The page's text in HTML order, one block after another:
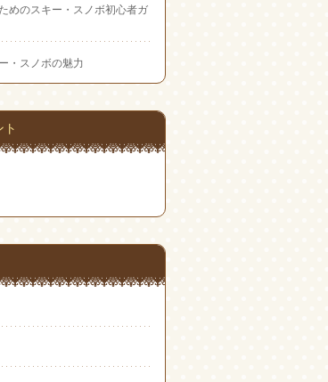
めのスキー・スノボ初心者ガ
・スノボの魅力